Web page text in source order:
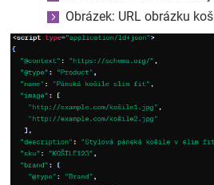
Obrázek: URL obrázku